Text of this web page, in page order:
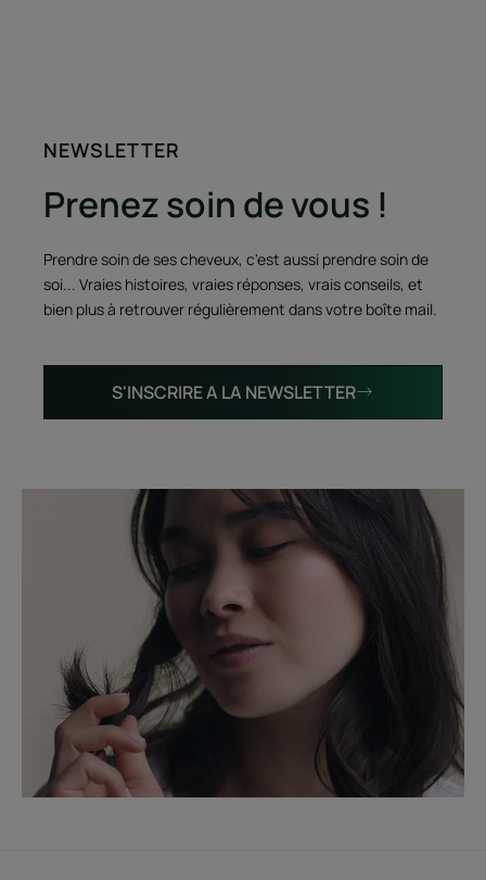
NEWSLETTER
Prenez soin de vous !
Prendre soin de ses cheveux, c'est aussi prendre soin de
soi... Vraies histoires, vraies réponses, vrais conseils, et
bien plus à retrouver régulièrement dans votre boîte mail.
S'INSCRIRE A LA NEWSLETTER